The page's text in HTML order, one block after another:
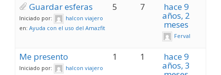
Guardar esferas
Iniciado por:
halcon viajero
en: Ayuda con el uso del Amazfit
5 7 hace 9
años, 2
meses
Ferval
Me presento
Iniciado por:
halcon viajero
1 1 hace 9
años, 3